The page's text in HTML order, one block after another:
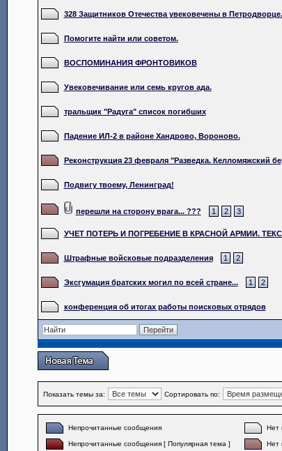
328 Защитников Отечества увековечены в Петродворце.
Помогите найти или советом.
ВОСПОМИНАНИЯ ФРОНТОВИКОВ
Увековечивание или семь кругов ада.
тральщик "Радуга" список погибших
Падение ИЛ-2 в районе Хандрово, Вороново.
Реконструкция 23 февраля "Разведка. Келломяжский
Подвигу твоему, Ленинград!
перешли на сторону врага... ??? 1 2 3
УЧЕТ ПОТЕРЬ И ПОГРЕБЕНИЕ В КРАСНОЙ АРМИИ.
Штрафные войсковые подразделения 1 2
Эксгумация братских могил по всей стране... 1 2
конференция об итогах работы поисковых отрядов
Показать темы за: Сортировать по:
Непрочитанные сообщения Нет
Непрочитанные сообщения [ Популярная тема ] Нет